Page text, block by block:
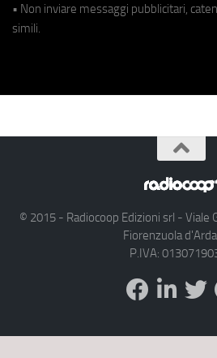
• Non inviare messaggi pubblicitari,
simili.
© 2015 - Radiocoop Edizioni srl -
Fiorenzuola d'Arda
P.IVA: